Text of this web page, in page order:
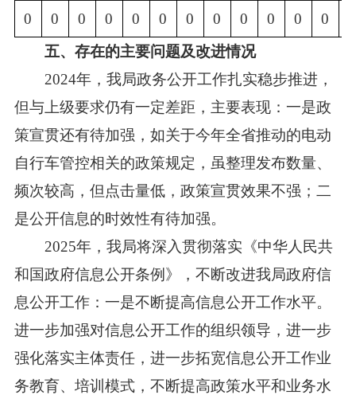
0 0 0 0 0 0 0 0 0 0 0 0
五、存在的主要问题及改进情况
2024年，我局政务公开工作扎实稳步推进，
但与上级要求仍有一定差距，主要表现：一是政
策宣贯还有待加强，如关于今年全省推动的电动
自行车管控相关的政策规定，虽整理发布数量、
频次较高，但点击量低，政策宣贯效果不强；二
是公开信息的时效性有待加强。
2025年，我局将深入贯彻落实《中华人民共
和国政府信息公开条例》，不断改进我局政府信
息公开工作：一是不断提高信息公开工作水平。
进一步加强对信息公开工作的组织领导，进一步
强化落实主体责任，进一步拓宽信息公开工作业
务教育、培训模式，不断提高政策水平和业务水